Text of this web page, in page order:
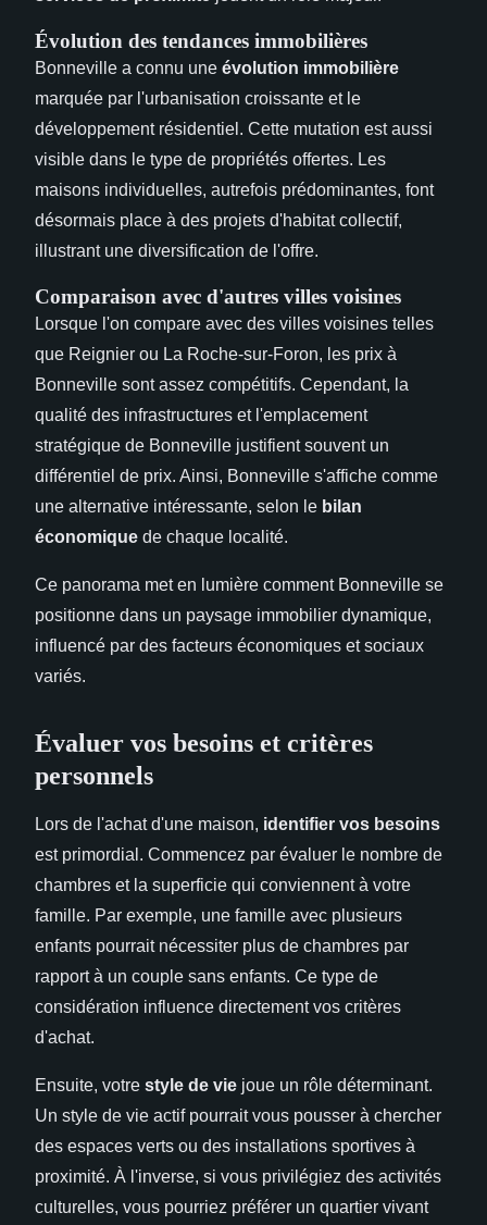
Évolution des tendances immobilières
Bonneville a connu une évolution immobilière
marquée par l'urbanisation croissante et le
développement résidentiel. Cette mutation est aussi
visible dans le type de propriétés offertes. Les
maisons individuelles, autrefois prédominantes, font
désormais place à des projets d'habitat collectif,
illustrant une diversification de l'offre.
Comparaison avec d'autres villes voisines
Lorsque l'on compare avec des villes voisines telles
que Reignier ou La Roche-sur-Foron, les prix à
Bonneville sont assez compétitifs. Cependant, la
qualité des infrastructures et l'emplacement
stratégique de Bonneville justifient souvent un
différentiel de prix. Ainsi, Bonneville s'affiche comme
une alternative intéressante, selon le bilan
économique de chaque localité.
Ce panorama met en lumière comment Bonneville se
positionne dans un paysage immobilier dynamique,
influencé par des facteurs économiques et sociaux
variés.
Évaluer vos besoins et critères
personnels
Lors de l'achat d'une maison, identifier vos besoins
est primordial. Commencez par évaluer le nombre de
chambres et la superficie qui conviennent à votre
famille. Par exemple, une famille avec plusieurs
enfants pourrait nécessiter plus de chambres par
rapport à un couple sans enfants. Ce type de
considération influence directement vos critères
d'achat.
Ensuite, votre style de vie joue un rôle déterminant.
Un style de vie actif pourrait vous pousser à chercher
des espaces verts ou des installations sportives à
proximité. À l'inverse, si vous privilégiez des activités
culturelles, vous pourriez préférer un quartier vivant